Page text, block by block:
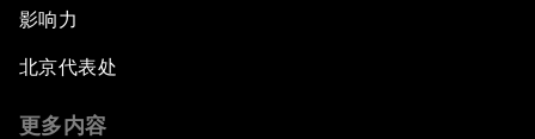
Transforming Energy
Leadership Imperative: Making Reforms Work
影响力
北京代表处
更多内容